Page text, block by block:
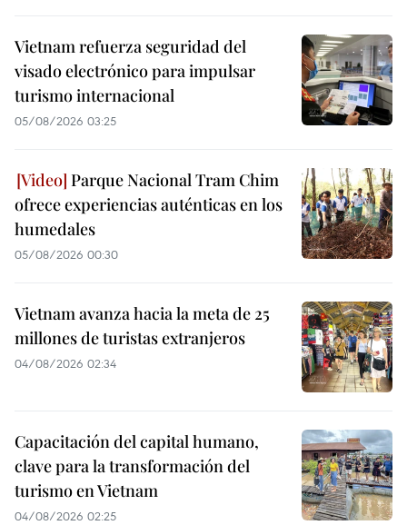
Vietnam refuerza seguridad del
visado electrónico para impulsar
turismo internacional
05/08/2026 03:25
Parque Nacional Tram Chim
ofrece experiencias auténticas en los
humedales
05/08/2026 00:30
Vietnam avanza hacia la meta de 25
millones de turistas extranjeros
04/08/2026 02:34
Capacitación del capital humano,
clave para la transformación del
turismo en Vietnam
04/08/2026 02:25